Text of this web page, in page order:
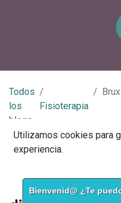
Todos
los
blogs
Fisioterapia
Bruxismo y
Málaga: por
Utilizamos cookies para
experiencia.
Bienvenid@ ¿Te